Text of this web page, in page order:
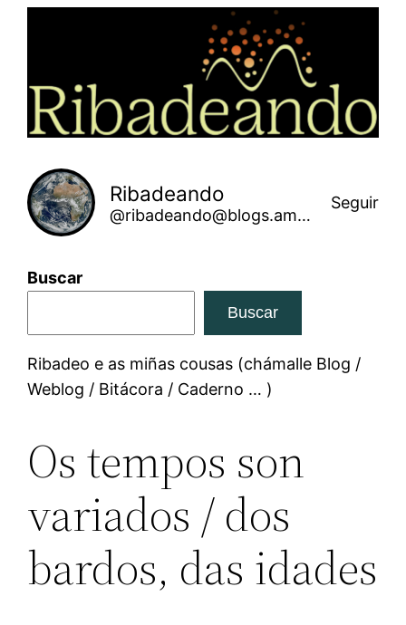
Ribadeando
@ribadeando@blogs.amarinha.gal
Seguir
Buscar
Buscar
Ribadeo e as miñas cousas (chámalle Blog /
Weblog / Bitácora / Caderno … )
Os tempos son
variados / dos
bardos, das idades